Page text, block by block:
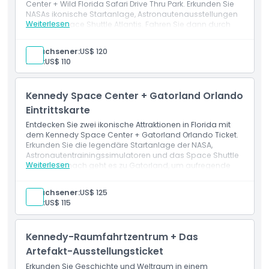
Geschäftsbedingungen
Ideal für ein tieferes, entspannteres Erlebnis mit
zusätzlicher Zeit, Lieblingsattraktionen erneut zu
besuchen oder an weiteren Präsentationen
Center + Wild Florida Safari Drive Thru Park. Erkunden Sie
NASAs ikonische Startanlage, Astronautenausstellungen
und das Space Shuttle Atlantis. Fahren Sie dann durch
Zebras, Giraffen und Bisons bequem von Ihrem Auto aus
zu sehen. Dieses Kombiticket bietet einen
unvergesslichen Tag voller Bildung, Erkundung und
hautnaher Begegnungen mit Wildtieren, perfekt für
Weiterlesen
Erwachsener:US$ 120
Kind:US$ 110
Kennedy Space Center + Gatorland Orlando
Eintrittskarte
Entdecken Sie zwei ikonische Attraktionen in Florida mit
dem Kennedy Space Center + Gatorland Orlando Ticket.
Erkunden Sie die legendäre Startanlage der NASA,
Astronautentrainingssimulatoren und das Space Shuttle
Atlantis. Danach geht es zu Gatorland, um aufregende
exotischen Tieren ganz nah zu kommen. Dieses
Kombiticket ist perfekt für Familien und
Abenteuersuchende, die Weltraumforschung und
Floridas wilde Seite an einem unvergesslichen Tag
Weiterlesen
Erwachsener:US$ 125
Kind:US$ 115
Kennedy-Raumfahrtzentrum + Das
Artefakt-Ausstellungsticket
Erkunden Sie Geschichte und Weltraum in einem